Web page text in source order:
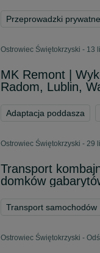
Przeprowadzki prywatne
Ostrowiec Świętokrzyski - 13
MK Remont |
Radom, Lublin,
Adaptacja poddasza
Ostrowiec Świętokrzyski - 29
Transport
domków
Transport samochodów
Ostrowiec Świętokrzyski -